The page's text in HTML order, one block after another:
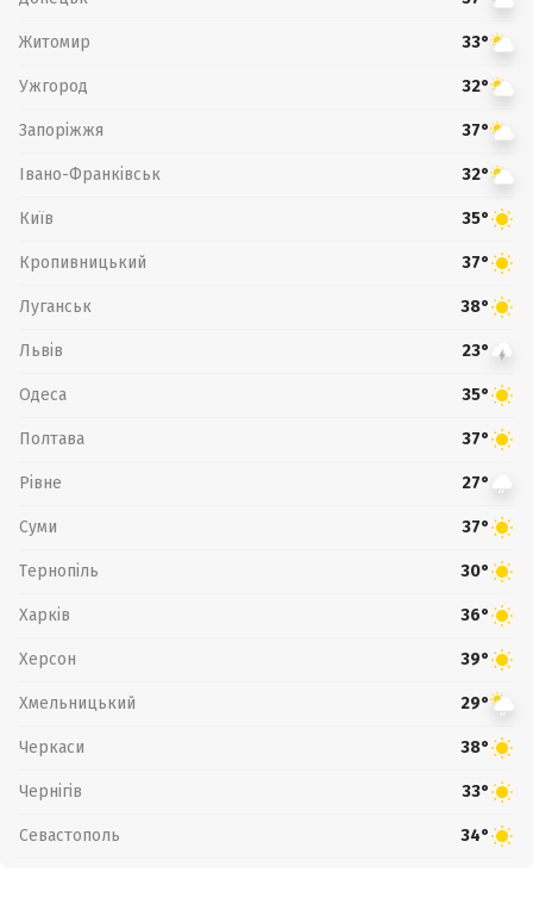
Житомир 33°
Ужгород 32°
Запоріжжя 37°
Івано-Франківськ 32°
Київ 35°
Кропивницький 37°
Луганськ 38°
Львів 23°
Одеса 35°
Полтава 37°
Рівне 27°
Суми 37°
Тернопіль 30°
Харків 36°
Херсон 39°
Хмельницький 29°
Черкаси 38°
Чернігів 33°
Севастополь 34°